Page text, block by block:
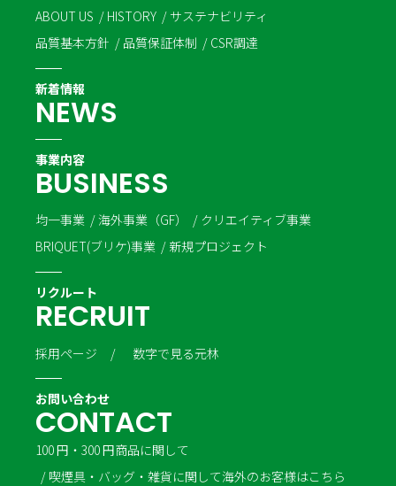
ABOUT US HISTORY
サステナビリティ
品質基本方針
品質保証体制 CSR調達
新着情報
NEWS
事業内容
BUSINESS
均一事業 海外事業（GF）
クリエイティブ事業
BRIQUET(ブリケ)事業
新規プロジェクト
リクルート
RECRUIT
採用ページ 数字で見る元林
お問い合わせ
CONTACT
100 円・300 円商品に関して
喫煙具・バッグ・雑貨に関して海外のお客様はこちら